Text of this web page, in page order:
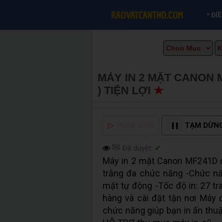
•
MÁY IN 2 MẶT CANON
) TIỆN LỢI ★ MUA
▷ TẠM
✉ Đã duyệt: ✓
Máy in 2 mặt Canon
trắng đa chức năng -Chức
mặt tự động -Tốc độ in: 27
hàng và cài đặt tận nơi Máy
chức năng giúp bạn in ấn